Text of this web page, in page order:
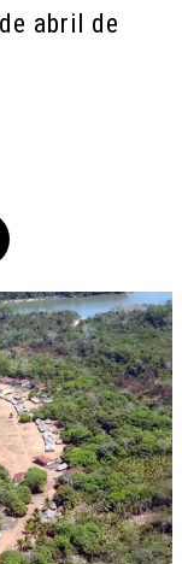
abril de